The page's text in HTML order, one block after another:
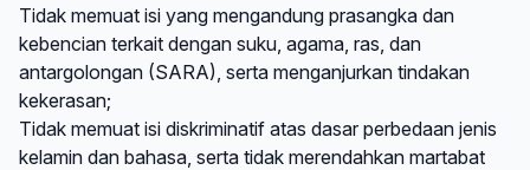
Tidak memuat isi yang mengandung prasangka dan
kebencian terkait dengan suku, agama, ras, dan
antargolongan (SARA), serta menganjurkan tindakan
kekerasan;
Tidak memuat isi diskriminatif atas dasar perbedaan jenis
kelamin dan bahasa, serta tidak merendahkan martabat